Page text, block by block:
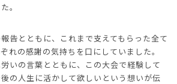
。
告とともに、これまで支えてもらった全て
れの感謝の気持ちを口にしていました。
いの言葉とともに、この大会で経験して
の人生に活かして欲しいという想いが伝